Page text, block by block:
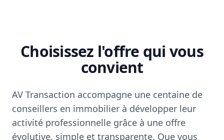
Choisissez l'offre qui vous
convient
AV Transaction accompagne une centaine de
conseillers en immobilier à développer leur
activité professionnelle grâce à une offre
évolutive, simple et transparente. Que vous